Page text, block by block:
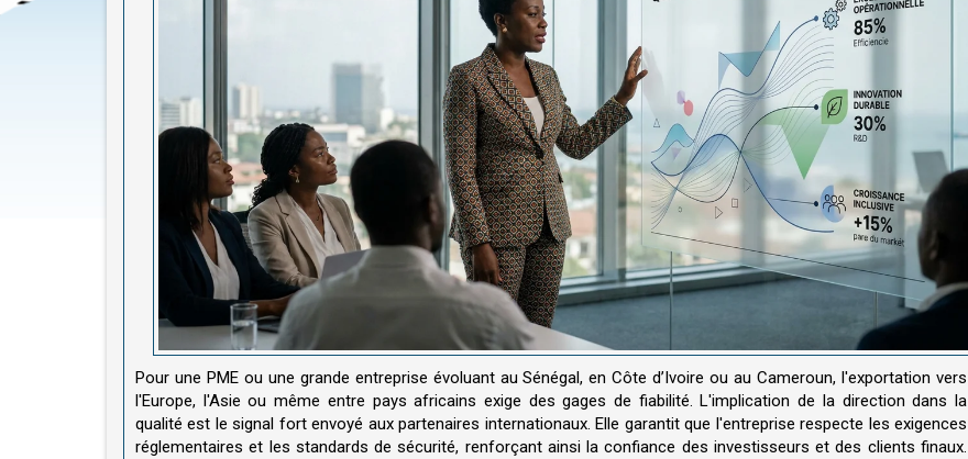
Pour une PME ou une grande entreprise évoluant au Sénégal, en Côte d’Ivoire ou au Cameroun, l'exportation vers
l'Europe, l'Asie ou même entre pays africains exige des gages de fiabilité. L'implication de la direction dans la
qualité est le signal fort envoyé aux partenaires internationaux. Elle garantit que l'entreprise respecte les exigences
réglementaires et les standards de sécurité, renforçant ainsi la confiance des investisseurs et des clients finaux.